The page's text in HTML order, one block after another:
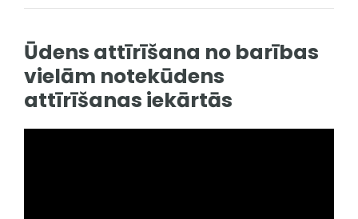
Ūdens attīrīšana no barības
vielām notekūdens
attīrīšanas iekārtās